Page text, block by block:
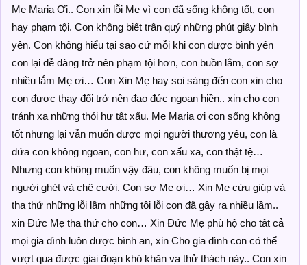
Mẹ Maria Ơi.. Con xin lỗi Mẹ vì con đã sống không tốt, con
hay phạm tội. Con không biết trân quý những phút giây bình
yên. Con không hiểu tại sao cứ mỗi khi con được bình yên
con lại dễ dàng trở nên phạm tội hơn, con buồn lắm, con sợ
nhiều lắm Mẹ ơi… Con Xin Mẹ hay soi sáng đến con xin cho
con được thay đổi trở nên đạo đức ngoan hiền.. xin cho con
tránh xa những thói hư tật xấu. Mẹ Maria ơi con sống không
tốt nhưng lại vẫn muốn được mọi người thương yêu, con là
đứa con không ngoan, con hư, con xấu xa, con thật tệ…
Nhưng con không muốn vậy đâu, con không muốn bị mọi
người ghét và chê cười. Con sợ Mẹ ơi… Xin Mẹ cứu giúp và
tha thứ những lỗi lầm những tội lỗi con đã gây ra nhiều lầm..
xin Đức Mẹ tha thứ cho con… Xin Đức Mẹ phù hộ cho tât cả
mọi gia đình luôn được bình an, xin Cho gia đình con có thể
vượt qua được giai đoạn khó khăn va thử thách này.. Con xin